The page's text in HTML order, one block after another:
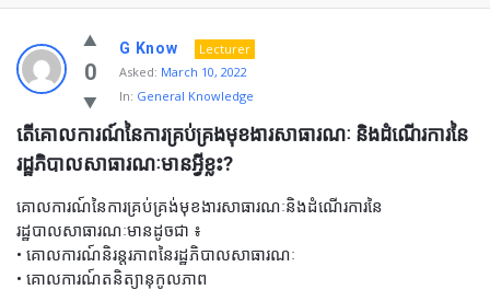
0
G Know
Lecturer
Asked: March 10, 2022
In: General Knowledge
តើគោលការណ៍នៃការគ្រប់គ្រងមុខងារសាធារណៈ និងដំណើរការនៃ
រដ្ឋភិបាលសាធារណៈមានអ្វីខ្លះ?
គោលការណ៍នៃការគ្រប់គ្រង់មុខងារសាធារណៈនិងដំណើរការនៃ
រដ្ឋបាលសាធារណៈមានដូចជា ៖
• គោលការណ៍និរន្តរភាពនៃរដ្ឋភិបាលសាធារណៈ
• គោលការណ៍តនិត្យានុកូលភាព